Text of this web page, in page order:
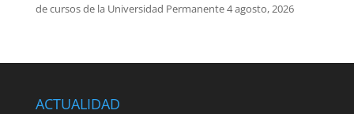
de cursos de la Universidad Permanente4 agosto, 2026
ACTUALIDAD